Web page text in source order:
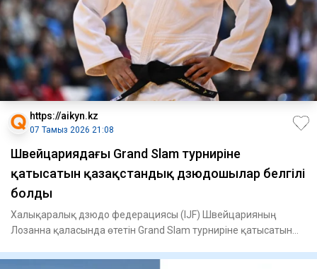
https://aikyn.kz
07 Тамыз 2026 21:08
Швейцариядағы Grand Slam турниріне
қатысатын қазақстандық дзюдошылар белгілі
болды
Халықаралық дзюдо федерациясы (IJF) Швейцарияның
Лозанна қаласында өтетін Grand Slam турниріне қатысатын